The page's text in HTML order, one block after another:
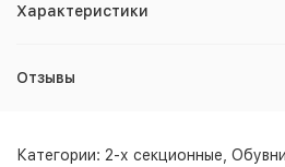
Характеристики
Отзывы
Категории: 2-х секционные